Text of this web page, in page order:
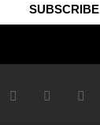
SUBSCRIBE